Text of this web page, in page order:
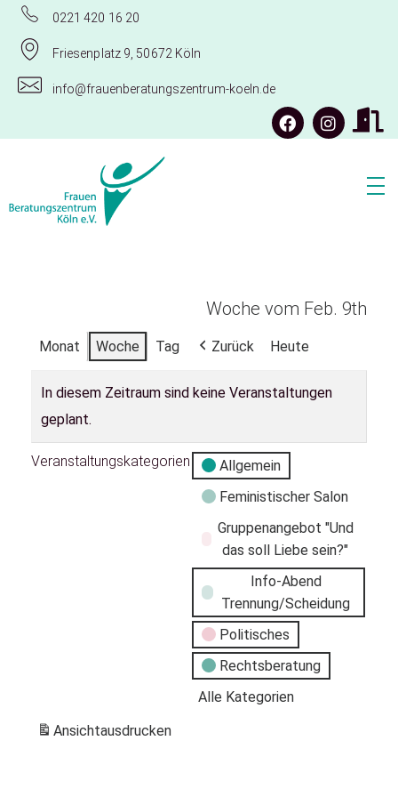
0221 420 16 20
Friesenplatz 9, 50672 Köln
info@frauenberatungszentrum-koeln.de
Woche vom Feb. 9th
Monat Woche Tag Zurück Heute
In diesem Zeitraum sind keine Veranstaltungen
geplant.
Veranstaltungskategorien
Allgemein
Feministischer Salon
Gruppenangebot "Und
das soll Liebe sein?"
Info-Abend
Trennung/Scheidung
Politisches
Rechtsberatung
Alle Kategorien
Ansichtausdrucken